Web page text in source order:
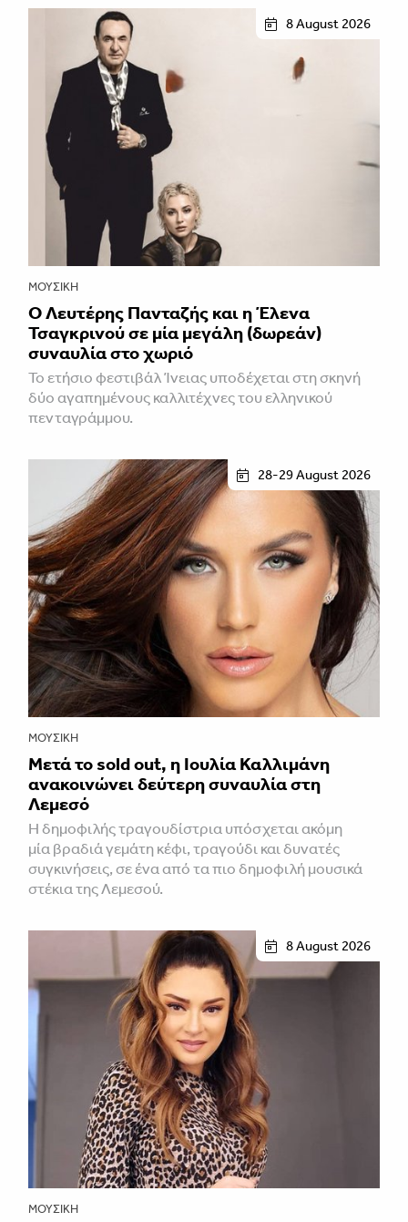
8 August 2026
ΜΟΥΣΙΚΉ
Ο Λευτέρης Πανταζής και η Έλενα
Τσαγκρινού σε μία μεγάλη (δωρεάν)
συναυλία στο χωριό
Το ετήσιο φεστιβάλ Ίνειας υποδέχεται στη σκηνή
δύο αγαπημένους καλλιτέχνες του ελληνικού
πενταγράμμου.
28-29 August 2026
ΜΟΥΣΙΚΉ
Μετά το sold out, η Ιουλία Καλλιμάνη
ανακοινώνει δεύτερη συναυλία στη
Λεμεσό
H δημοφιλής τραγουδίστρια υπόσχεται ακόμη
μία βραδιά γεμάτη κέφι, τραγούδι και δυνατές
συγκινήσεις, σε ένα από τα πιο δημοφιλή μουσικά
στέκια της Λεμεσού.
8 August 2026
ΜΟΥΣΙΚΉ